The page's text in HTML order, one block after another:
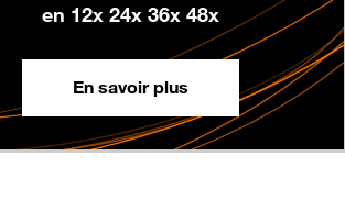
en 12x 24x 36x 48x
En savoir plus